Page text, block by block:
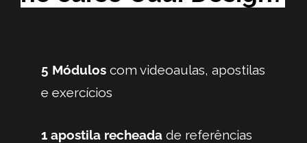
5 Módulos com videoaulas, apostilas
e exercícios
1 apostila recheada de referências